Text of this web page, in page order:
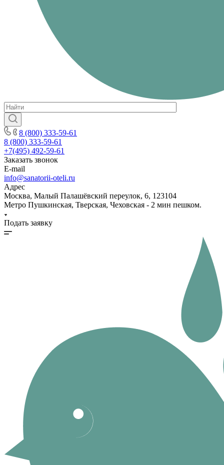
8 (800) 333-59-61
8 (800) 333-59-61
+7(495) 492-59-61
Заказать звонок
E-mail
info@sanatorii-oteli.ru
Адрес
Москва, Малый Палашёвский переулок, 6, 123104
Метро Пушкинская, Тверская, Чеховская - 2 мин пешком.
Подать заявку